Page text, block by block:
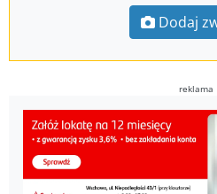
Dodaj
reklama